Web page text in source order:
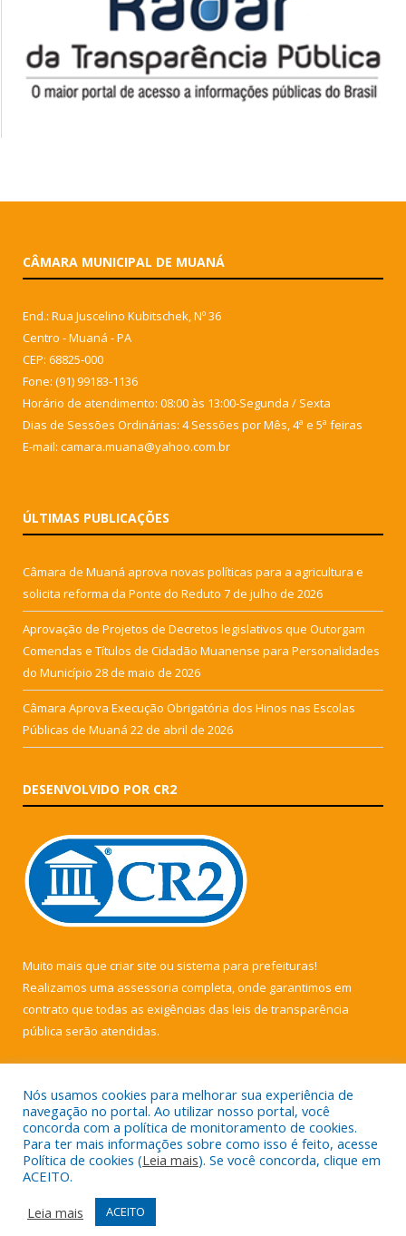
CÂMARA MUNICIPAL DE MUANÁ
End.: Rua Juscelino Kubitschek, Nº 36
Centro - Muaná - PA
CEP: 68825-000
Fone: (91) 99183-1136
Horário de atendimento: 08:00 às 13:00-Segunda / Sexta
Dias de Sessões Ordinárias: 4 Sessões por Mês, 4ª e 5ª feiras
E-mail: camara.muana@yahoo.com.br
ÚLTIMAS PUBLICAÇÕES
Câmara de Muaná aprova novas políticas para a agricultura e
solicita reforma da Ponte do Reduto 7 de julho de 2026
Aprovação de Projetos de Decretos legislativos que Outorgam
Comendas e Títulos de Cidadão Muanense para Personalidades
do Município 28 de maio de 2026
Câmara Aprova Execução Obrigatória dos Hinos nas Escolas
Públicas de Muaná 22 de abril de 2026
DESENVOLVIDO POR CR2
Muito mais que criar site ou sistema para prefeituras!
Realizamos uma assessoria completa, onde garantimos em
contrato que todas as exigências das leis de transparência
pública serão atendidas.
Todos os direitos reservados a Câmara Municipal de Muaná.
Mapa do Site
Acessar Área Administrativa
Acessar Webmail
Nós usamos cookies para melhorar sua experiência de
navegação no portal. Ao utilizar nosso portal, você
concorda com a política de monitoramento de cookies.
Para ter mais informações sobre como isso é feito, acesse
Política de cookies (Leia mais). Se você concorda, clique em
ACEITO.
Leia mais
ACEITO